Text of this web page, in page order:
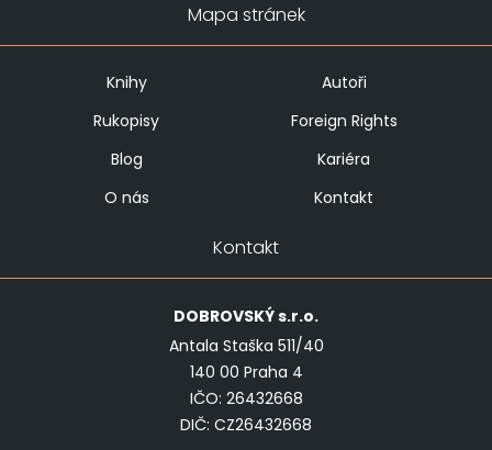
Mapa stránek
Knihy
Autoři
Rukopisy
Foreign Rights
Blog
Kariéra
O nás
Kontakt
Kontakt
DOBROVSKÝs.r.o.
Antala Staška 511/40
140 00 Praha 4
IČO: 26432668
DIČ: CZ26432668